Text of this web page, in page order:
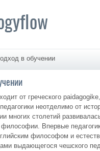
в обучении
от греческого
неотделимо от
многих столетий
философии. Впервые
философом и
выдающегося чешского